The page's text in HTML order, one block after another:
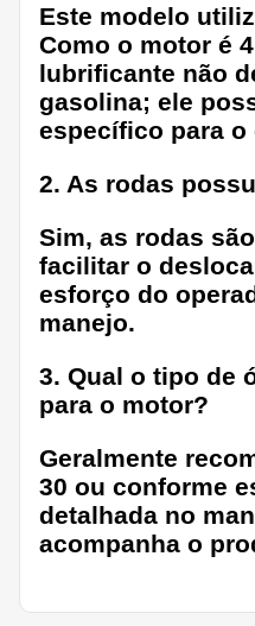
Este modelo
Como o motor é
lubrificante não
gasolina; ele
específico para o
2. As rodas
Sim, as rodas
facilitar o
esforço do
manejo.
3. Qual o tipo de
para o motor?
Geralmente
30 ou conforme
detalhada no
acompanha o